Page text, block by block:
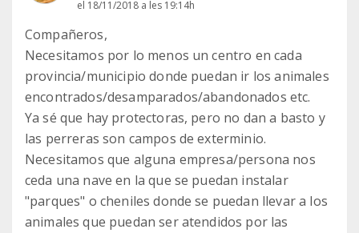
el 18/11/2018 a les 19:14h
Compañeros,
Necesitamos por lo menos un centro en cada
provincia/municipio donde puedan ir los animales
encontrados/desamparados/abandonados etc.
Ya sé que hay protectoras, pero no dan a basto y
las perreras son campos de exterminio.
Necesitamos que alguna empresa/persona nos
ceda una nave en la que se puedan instalar
"parques" o cheniles donde se puedan llevar a los
animales que puedan ser atendidos por las